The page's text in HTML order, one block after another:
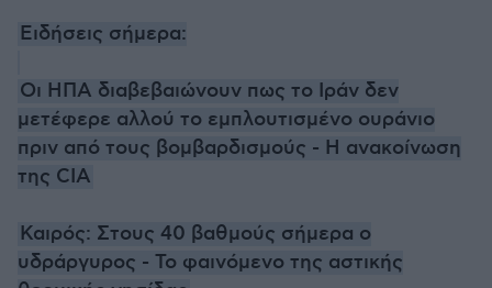
Ειδήσεις σήμερα:
Οι ΗΠΑ διαβεβαιώνουν πως το Ιράν δεν
μετέφερε αλλού το εμπλουτισμένο ουράνιo
πριν από τους βομβαρδισμούς - Η ανακοίνωση
της CIA
Καιρός: Στους 40 βαθμούς σήμερα ο
υδράργυρος - Το φαινόμενο της αστικής